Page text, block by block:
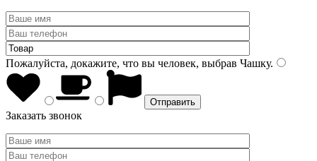
Пожалуйста, докажите, что вы человек, выбрав Чашку.
Заказать звонок